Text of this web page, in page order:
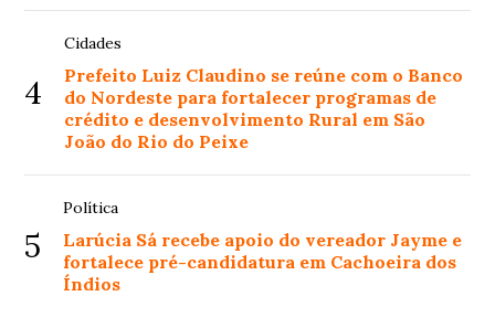
4
Cidades
Prefeito Luiz Claudino se reúne com o Banco
do Nordeste para fortalecer programas de
crédito e desenvolvimento Rural em São
João do Rio do Peixe
5
Política
Larúcia Sá recebe apoio do vereador Jayme e
fortalece pré-candidatura em Cachoeira dos
Índios